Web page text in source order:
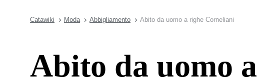
Catawiki Moda Abbigliamento Abito da uomo a righe Corneliani
Abito da uomo